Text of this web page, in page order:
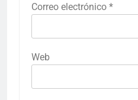
Correo electrónico *
Web